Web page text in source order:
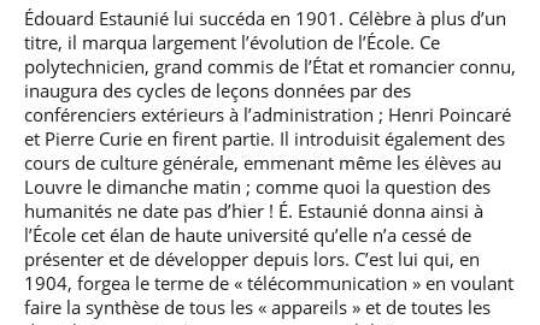
Édouard Estaunié lui succéda en 1901. Célèbre à plus d’un
titre, il marqua largement l’évolution de l’École. Ce
polytechnicien, grand commis de l’État et romancier connu,
inaugura des cycles de leçons données par des
conférenciers extérieurs à l’administration ; Henri Poincaré
et Pierre Curie en firent partie. Il introduisit également des
cours de culture générale, emmenant même les élèves au
Louvre le dimanche matin ; comme quoi la question des
humanités ne date pas d’hier ! É. Estaunié donna ainsi à
l’École cet élan de haute université qu’elle n’a cessé de
présenter et de développer depuis lors. C’est lui qui, en
1904, forgea le terme de « télécommunication » en voulant
faire la synthèse de tous les « appareils » et de toutes les